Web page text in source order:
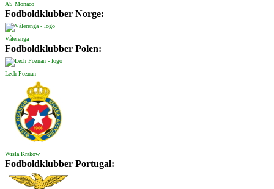
AS Monaco
Fodboldklubber Norge:
Vålerenga
Fodboldklubber Polen:
Lech Poznan
Wisla Krakow
Fodboldklubber Portugal: